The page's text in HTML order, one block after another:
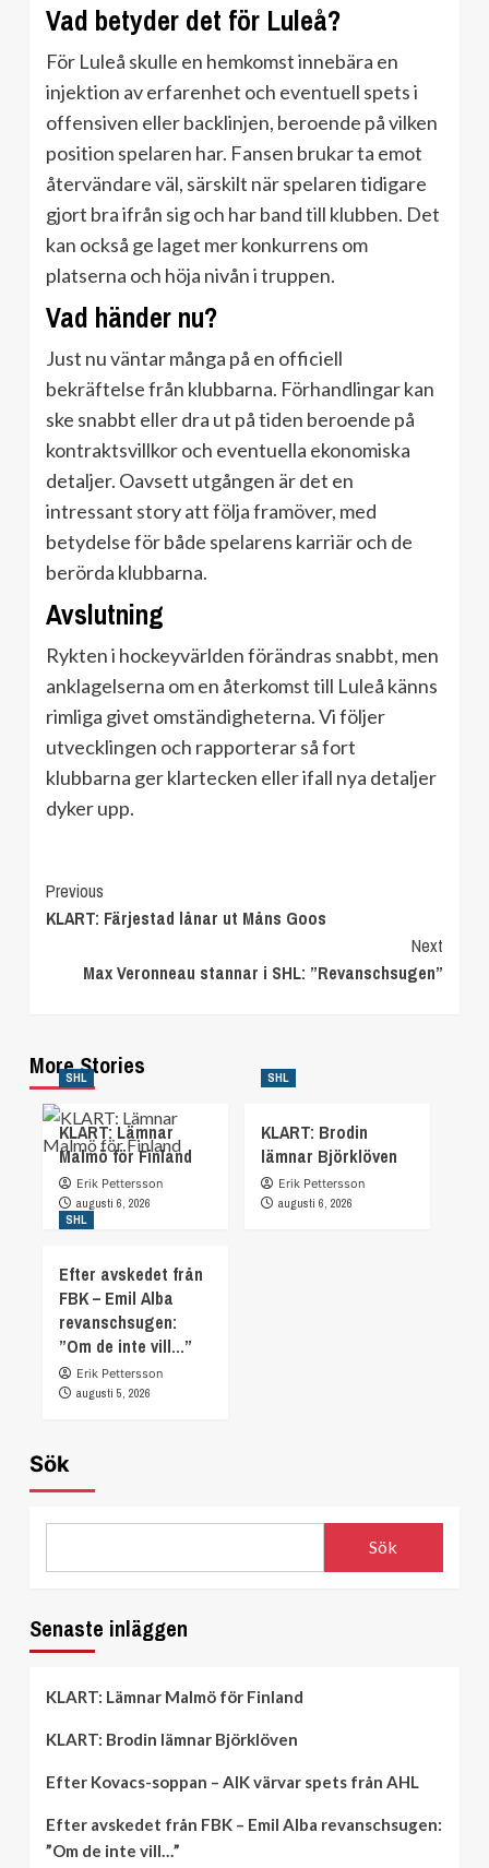
Vad betyder det för Luleå?
För Luleå skulle en hemkomst innebära en
injektion av erfarenhet och eventuell spets i
offensiven eller backlinjen, beroende på vilken
position spelaren har. Fansen brukar ta emot
återvändare väl, särskilt när spelaren tidigare
gjort bra ifrån sig och har band till klubben. Det
kan också ge laget mer konkurrens om
platserna och höja nivån i truppen.
Vad händer nu?
Just nu väntar många på en officiell
bekräftelse från klubbarna. Förhandlingar kan
ske snabbt eller dra ut på tiden beroende på
kontraktsvillkor och eventuella ekonomiska
detaljer. Oavsett utgången är det en
intressant story att följa framöver, med
betydelse för både spelarens karriär och de
berörda klubbarna.
Avslutning
Rykten i hockeyvärlden förändras snabbt, men
anklagelserna om en återkomst till Luleå känns
rimliga givet omständigheterna. Vi följer
utvecklingen och rapporterar så fort
klubbarna ger klartecken eller ifall nya detaljer
dyker upp.
Continue
Reading
Previous
KLART: Färjestad lånar ut Måns Goos
Next
Max Veronneau stannar i SHL: ”Revanschsugen”
More Stories
SHL
KLART: Lämnar
Malmö för Finland
Erik Pettersson
augusti 6, 2026
SHL
KLART: Brodin
lämnar Björklöven
Erik Pettersson
augusti 6, 2026
SHL
Efter avskedet från
FBK – Emil Alba
revanschsugen:
”Om de inte vill…”
Erik Pettersson
augusti 5, 2026
Sök
Sök
Senaste inläggen
KLART: Lämnar Malmö för Finland
KLART: Brodin lämnar Björklöven
Efter Kovacs-soppan – AIK värvar spets från AHL
Efter avskedet från FBK – Emil Alba revanschsugen:
”Om de inte vill…”